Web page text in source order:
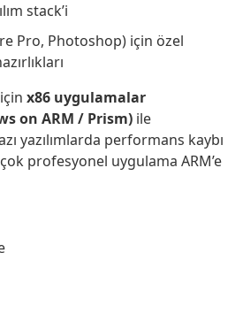
stack’i
Pro, Photoshop) için özel
x86 uygulamalar
on ARM / Prism) ile
yazılımlarda performans kaybı
profesyonel uygulama ARM’e